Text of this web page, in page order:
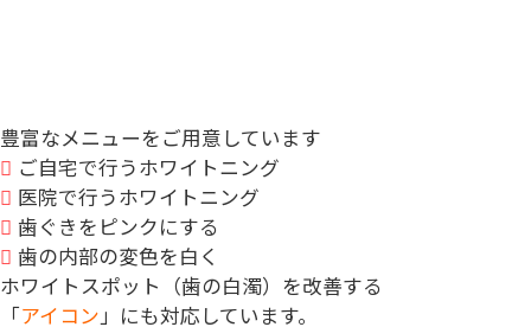
豊富なメニューをご用意しています
ご自宅で行うホワイトニング
医院で行うホワイトニング
歯ぐきをピンクにする
歯の内部の変色を白く
ホワイトスポット（歯の白濁）を改善する
「アイコン」にも対応しています。